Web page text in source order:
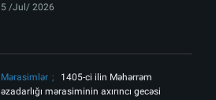
5 /Jul/ 2026
Mərasimlər
1405-ci ilin Məhərrəm
əzadarlığı mərasiminin axırıncı gecəsi